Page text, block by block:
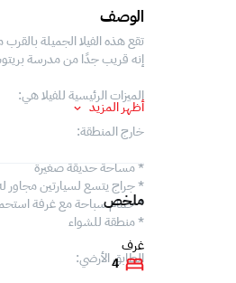
الوصف
تقع هذه الفيلا الجميلة
إنه قريب جدًا من مدرسة
الميزات الرئيسية للفيلا هي:
خارج المنطقة:
* مساحة حديقة صغيرة
* جراج يتسع لسيارتين مجاور
* حمام سباحة مع غرفة
* منطقة للشواء
الطابق الأرضي:
أظهر المزيد
ملخص
غرف
4